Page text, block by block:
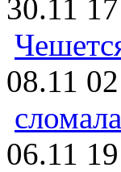
30.11
08.11
06.11